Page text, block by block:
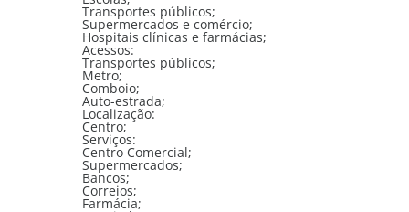
Transportes públicos;
Supermercados e comércio;
Hospitais clínicas e farmácias;
Acessos:
Transportes públicos;
Metro;
Comboio;
Auto-estrada;
Localização:
Centro;
Serviços:
Centro Comercial;
Supermercados;
Bancos;
Correios;
Farmácia;